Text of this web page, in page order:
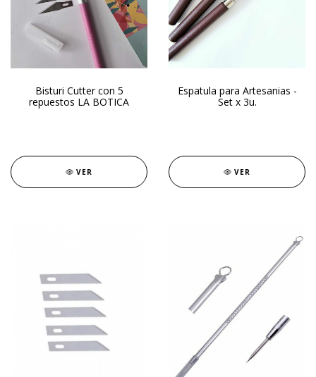
Bisturi Cutter con 5
repuestos LA BOTICA
VER
Espatula para Artesanias -
Set x 3u.
VER